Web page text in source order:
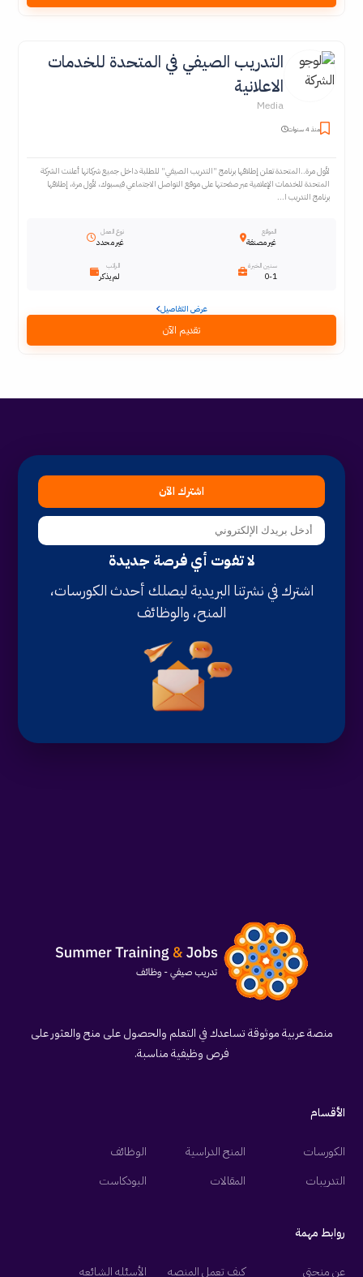
التدريب الصيفي في المتحدة للخدمات
الاعلانية
Media
منذ 4 سنوات
لأول مرة..المتحدة تعلن إطلاقها برنامج "التدريب الصيفي" للطلبة داخل جميع شركاتها أعلنت الشركة
المتحدة للخدمات الإعلامية عبر صفحتها على موقع التواصل الاجتماعي فيسبوك، لأول مرة، إطلاقها
برنامج التدريب ا...
الموقع
غير مصنفة
نوع العمل
غير محدد
سنين الخبرة
0-1
الراتب
لم يذكر
عرض التفاصيل
تقديم الآن
اشترك الآن
لا تفوت أي فرصة جديدة
اشترك في نشرتنا البريدية ليصلك أحدث الكورسات،
المنح، والوظائف
منصة عربية موثوقة تساعدك في التعلم والحصول على منح والعثور على
فرص وظيفية مناسبة.
الأقسام
الكورسات المنح الدراسية
الوظائف
التدريبات
المقالات البودكاست
روابط مهمة
عن منحتي كيف تعمل المنصه الأسئله الشائعه